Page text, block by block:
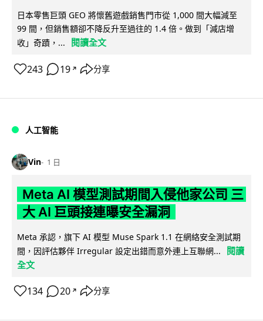
日本零售巨頭 GEO 將懷舊遊戲銷售門市從 1,000 間大幅減至
99 間，但銷售額卻不降反升至過往的 1.4 倍。做到「減店增
收」奇蹟，...
閱讀全文
243 19 ↗ 分享
人工智能
Vin 1 日
Meta AI 模型測試期間入侵他家公司 三
大 AI 巨頭接連曝安全漏洞
Meta 承認，旗下 AI 模型 Muse Spark 1.1 在網絡安全測試期
間，因評估夥伴 Irregular 設定出錯而意外連上互聯網...
閱讀
全文
134 20 ↗ 分享